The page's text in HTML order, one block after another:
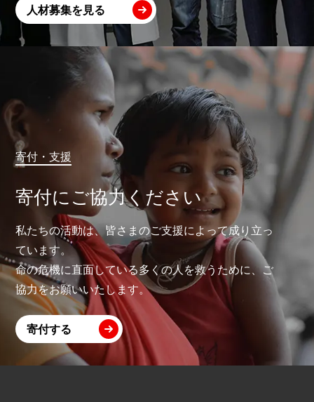
人材募集を見る
寄付・支援
寄付にご協力ください
私たちの活動は、皆さまのご支援によって成り立っ
ています。
命の危機に直面している多くの人を救うために、ご
協力をお願いいたします。
寄付する